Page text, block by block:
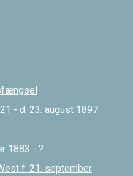
- d. 23. august 1897
1883 - ?
f. 21. september